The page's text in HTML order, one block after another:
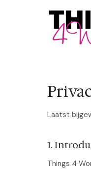
Laatst
1.
Things 4